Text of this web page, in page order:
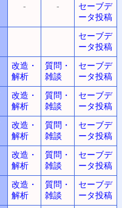
- -
セーブデ
ータ投稿
セーブデ
ータ投稿
改造・
解析
質問・
雑談
セーブデ
ータ投稿
改造・
解析
質問・
雑談
セーブデ
ータ投稿
改造・
解析
質問・
雑談
セーブデ
ータ投稿
改造・
解析
質問・
雑談
セーブデ
ータ投稿
改造・
解析
質問・
雑談
セーブデ
ータ投稿